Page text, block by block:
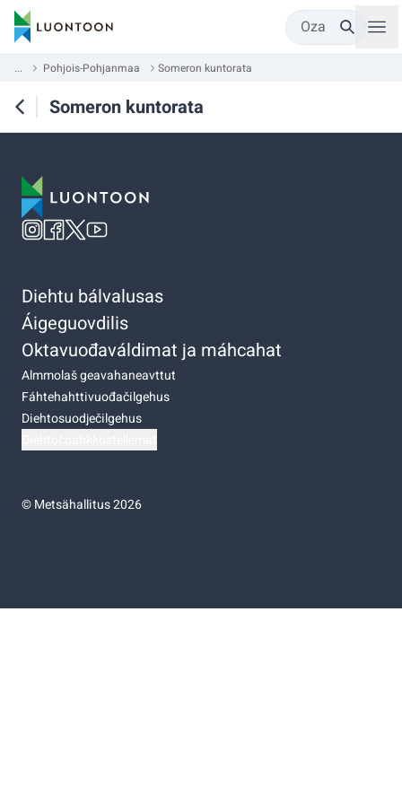
Oza
... Pohjois-Pohjanmaa Someron kuntorata
Someron kuntorata
Diehtu bálvalusas
Áigeguovdilis
Oktavuođaváldimat ja máhcahat
Almmolaš geavahaneavttut
Fáhtehahttivuođačilgehus
Diehtosuodječilgehus
©Metsähallitus 2026